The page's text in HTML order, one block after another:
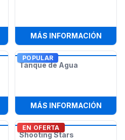
TIENDA DE DULCES DE CARNAVAL
MÁS INFORMACIÓN:
QUARTERBACK BLITZ FOOTBALL
POPULAR
Tanque de Agua
MÁS INFORMACIÓN:
EN OFERTA
Shooting Stars